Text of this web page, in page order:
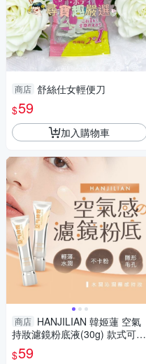
商店 舒絲仕女輕便刀
$59
加入購物車
商店 HANJILIAN 韓姬蓮 空氣
持妝濾鏡粉底液(30g) 款式可選
【小三美日】 DS021019 底妝
$59